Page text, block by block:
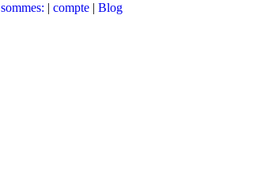
| compte | Blog